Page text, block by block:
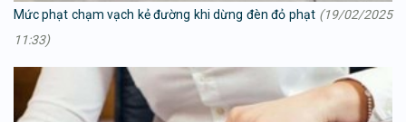
Mức phạt chạm vạch kẻ đường khi dừng đèn đỏ phạt (19/02/2025
11:33)